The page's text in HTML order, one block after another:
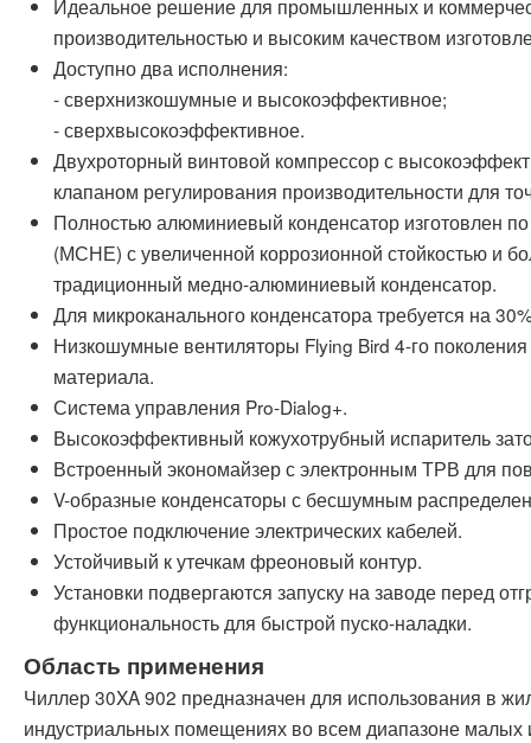
Идеальное решение для промышленных и
производительностью и высоким качеством
Доступно два исполнения:
- сверхнизкошумные и высокоэффективное;
- сверхвысокоэффективное.
Двухроторный винтовой компрессор с
клапаном регулирования производительности для
Полностью алюминиевый конденсатор изготовлен
(МСНЕ) с увеличенной коррозионной стойкостью и
традиционный медно-алюминиевый конденсатор.
Для микроканального конденсатора требуется на
Низкошумные вентиляторы Flying Bird 4-го
материала.
Система управления Pro-Dialog+.
Высокоэффективный кожухотрубный испаритель
Встроенный экономайзер с электронным ТРВ для
V-образные конденсаторы с бесшумным
Простое подключение электрических кабелей.
Устойчивый к утечкам фреоновый контур.
Установки подвергаются запуску на заводе перед
функциональность для быстрой пуско-наладки.
Область применения
Чиллер 30XA 902 предназначен для использования в
индустриальных помещениях во всем диапазоне